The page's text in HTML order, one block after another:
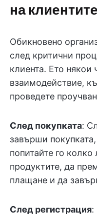
на
Обикновено
след критични
клиента. Ето някои
взаимодействие,
проведете
След покупката:
завърши
попитайте го
продуктите, да
плащане и да
След регистрация: